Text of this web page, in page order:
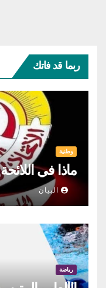
ربما قد فاتك
وطنية
ماذا في
البيان
رياضة